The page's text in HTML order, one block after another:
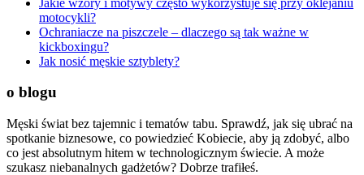
motocykli?
Ochraniacze na piszczele – dlaczego są tak ważne w
kickboxingu?
Jak nosić męskie sztyblety?
o blogu
Męski świat bez tajemnic i tematów tabu. Sprawdź, jak się ubrać na
spotkanie biznesowe, co powiedzieć Kobiecie, aby ją zdobyć, albo
co jest absolutnym hitem w technologicznym świecie. A może
szukasz niebanalnych gadżetów? Dobrze trafiłeś.